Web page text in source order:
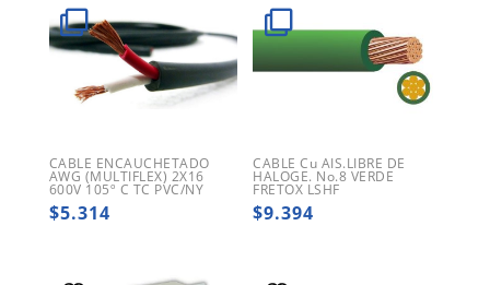
CABLE ENCAUCHETADO
AWG (MULTIFLEX) 2X16
600V 105º C TC PVC/NY
$5.314
CABLE Cu AIS.LIBRE DE
HALOGE. No.8 VERDE
FRETOX LSHF
$9.394